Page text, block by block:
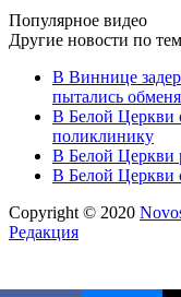
Популярное видео
Другие новости по
В Виннице
пытались
В Белой Церкви
поликлинику
В Белой Церкви
В Белой Церкви
Copyright © 2020
Редакция